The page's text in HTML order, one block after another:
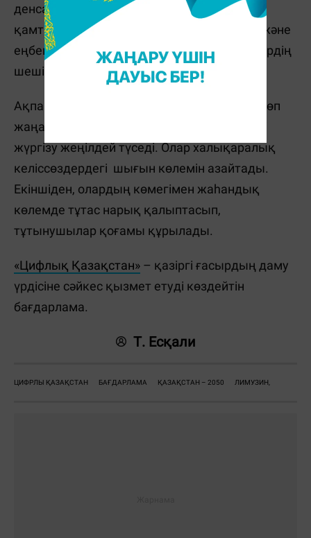
денсаулық сақтау, халықты жұмыспен
қамтамасыз ету, білім деңгейін жетілдіру және
еңбек өнімділігін арттыру сынды мәселелердің
шешімін қарастыру жүктелді.
Ақпараттық технологиялар экономикаға көп
жаңашылдық әкеледі. Біріншіден, бизнесті
жүргізу жеңілдей түседі. Олар халықаралық
келіссөздердегі шығын көлемін азайтады.
Екіншіден, олардың көмегімен жаһандық
көлемде тұтас нарық қалыптасып,
тұтынушылар қоғамы құрылады.
«Цифлық Қазақстан» – қазіргі ғасырдың даму
үрдісіне сәйкес қызмет етуді көздейтін
бағдарлама.
Т. Есқали
ЦИФРЛЫ ҚАЗАҚСТАН БАҒДАРЛАМА ҚАЗАҚСТАН – 2050 ЛИМУЗИН,